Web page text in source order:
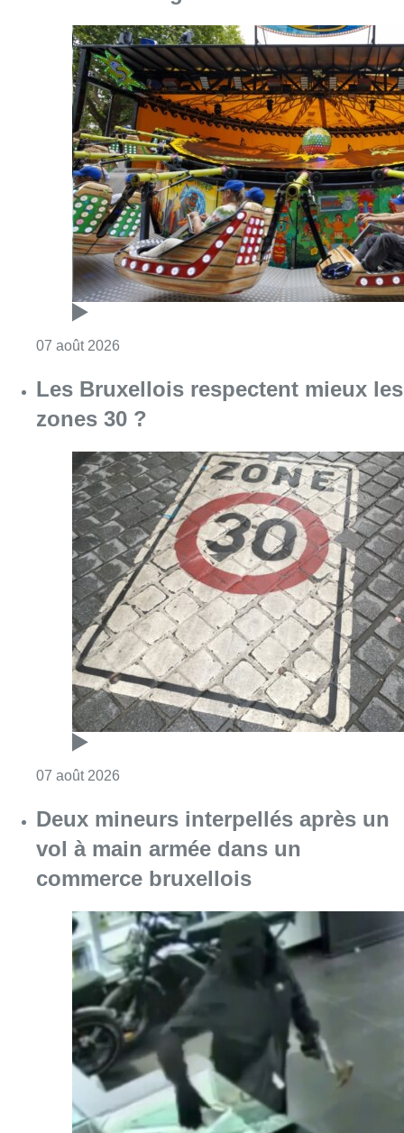
07 août 2026
Les Bruxellois respectent mieux les
zones 30 ?
07 août 2026
Deux mineurs interpellés après un
vol à main armée dans un
commerce bruxellois